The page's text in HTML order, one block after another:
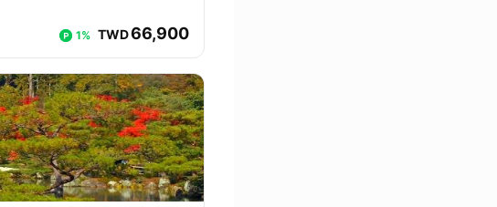
1% TWD66,900